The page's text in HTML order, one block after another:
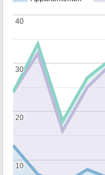
10
10
20
20
30
30
40
40